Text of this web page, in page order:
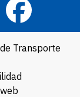
Transporte